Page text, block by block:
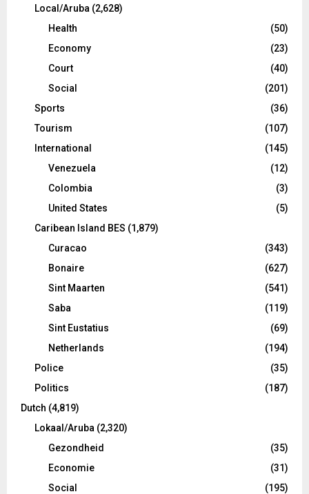
Local/Aruba (2,628)
Health
(50)
Economy
(23)
Court
(40)
Social
(201)
Sports
(36)
Tourism
(107)
International
(145)
Venezuela
(12)
Colombia
(3)
United States
(5)
Caribean Island BES (1,879)
Curacao
(343)
Bonaire
(627)
Sint Maarten
(541)
Saba
(119)
Sint Eustatius
(69)
Netherlands
(194)
Police
(35)
Politics
(187)
Dutch (4,819)
Lokaal/Aruba (2,320)
Gezondheid
(35)
Economie
(31)
Social
(195)